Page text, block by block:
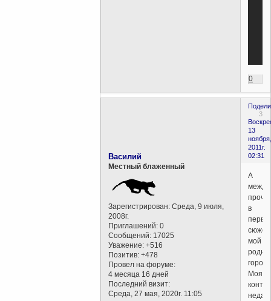
0
3
13
ноября,
2011г.
02:31
Василий
Местный блаженный
Зарегистрирован: Среда, 9 июля,
2008г.
Приглашений: 0
Сообщений: 17025
Уважение: +516
Позитив: +478
Провел на форуме:
4 месяца 16 дней
Последний визит:
Среда, 27 мая, 2020г. 11:05
А
между
в
мой
город.
Моя